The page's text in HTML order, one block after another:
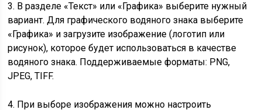
3. В разделе «Текст» или «Графика» выберите нужный
вариант. Для графического водяного знака выберите
«Графика» и загрузите изображение (логотип или
рисунок), которое будет использоваться в качестве
водяного знака. Поддерживаемые форматы: PNG,
JPEG, TIFF.
4. При выборе изображения можно настроить